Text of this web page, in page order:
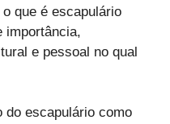
que é escapulário
importância,
e pessoal no qual
do escapulário como